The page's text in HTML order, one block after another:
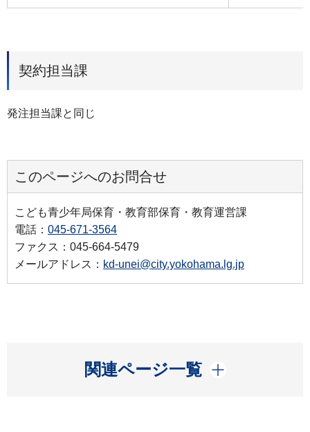
契約担当課
発注担当課と同じ
このページへのお問合せ
こども青少年局保育・教育部保育・教育運営課
電話： 045-671-3564
ファクス：045-664-5479
メールアドレス： kd-unei@city.yokohama.lg.jp
関連ページ一覧
開く